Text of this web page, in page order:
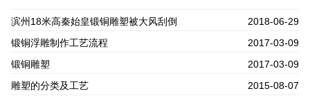
滨州18米高秦始皇锻铜雕塑被大风刮倒
2018-06-29
锻铜浮雕制作工艺流程
2017-03-09
锻铜雕塑
2017-03-09
雕塑的分类及工艺
2015-08-07